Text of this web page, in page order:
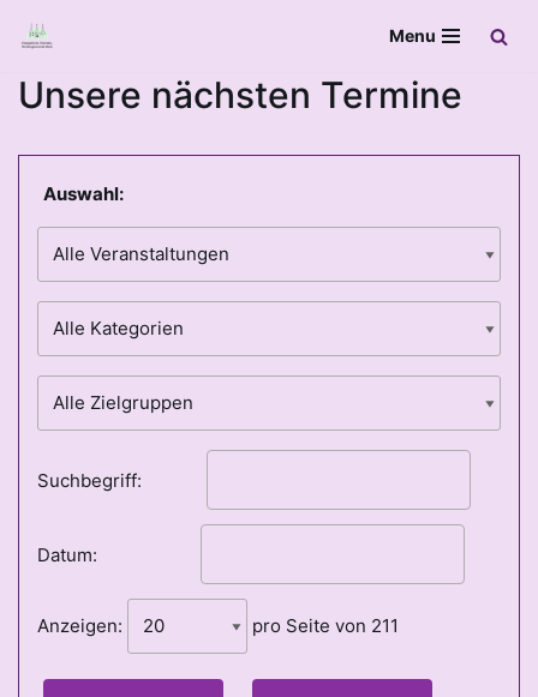
Inhalt
Menu
Unsere nächsten Termine
Auswahl:
Suchbegriff:
Datum:
Anzeigen: pro Seite von 211